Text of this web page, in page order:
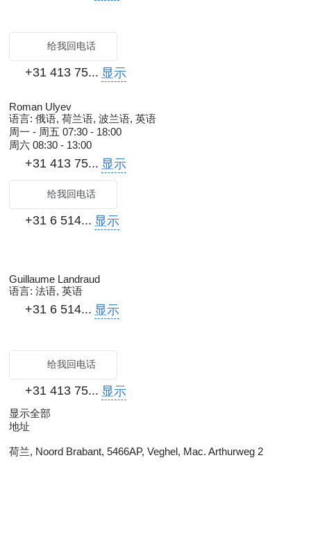
给我回电话
+31 413 75... 显示
Roman Ulyev
语言: 俄语, 荷兰语, 波兰语, 英语
周一 - 周五 07:30 - 18:00
周六 08:30 - 13:00
+31 413 75... 显示
给我回电话
+31 6 514... 显示
Guillaume Landraud
语言: 法语, 英语
+31 6 514... 显示
给我回电话
+31 413 75... 显示
显示全部
地址
荷兰, Noord Brabant, 5466AP, Veghel, Mac. Arthurweg 2